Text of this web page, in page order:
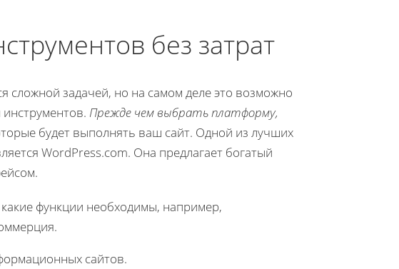
без затрат
сложной задачей, но на самом деле это возможно
Прежде чем выбрать платформу,
будет выполнять ваш сайт. Одной из лучших
WordPress.com. Она предлагает богатый
функции необходимы, например,
сайтов.